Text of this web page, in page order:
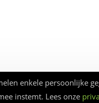
enkele persoonlijke
instemt. Lees onze